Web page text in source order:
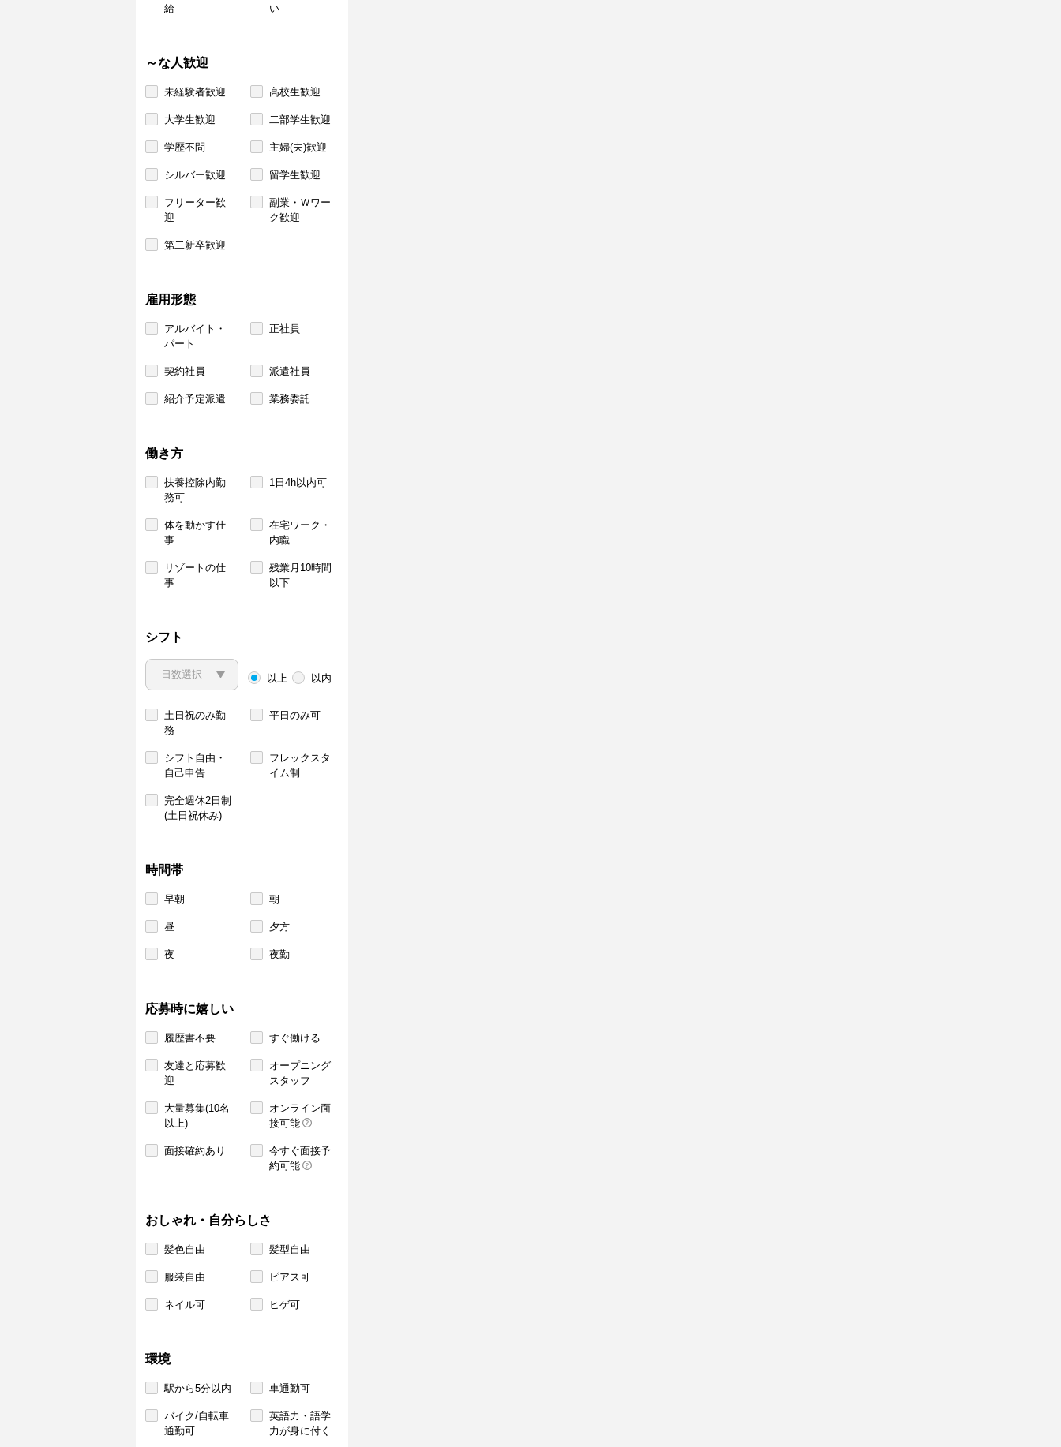
給
い
～な人歓迎
未経験者歓迎 高校生歓迎
大学生歓迎 二部学生歓迎
学歴不問 主婦(夫)歓迎
シルバー歓迎 留学生歓迎
フリーター歓
迎
副業・Ｗワー
ク歓迎
第二新卒歓迎
雇用形態
アルバイト・
パート
正社員
契約社員 派遣社員
紹介予定派遣 業務委託
働き方
扶養控除内勤
務可
1日4h以内可
体を動かす仕
事
在宅ワーク・
内職
リゾートの仕
事
残業月10時間
以下
シフト
以上 以内
土日祝のみ勤
務
平日のみ可
シフト自由・
自己申告
フレックスタ
イム制
完全週休2日制
(土日祝休み)
時間帯
早朝 朝
昼 夕方
夜 夜勤
応募時に嬉しい
履歴書不要 すぐ働ける
友達と応募歓
迎
オープニング
スタッフ
大量募集(10名
以上)
オンライン面
接可能
面接確約あり
今すぐ面接予
約可能
おしゃれ・自分らしさ
髪色自由 髪型自由
服装自由 ピアス可
ネイル可 ヒゲ可
環境
駅から5分以内 車通勤可
バイク/自転車
通勤可
英語力・語学
力が身に付く